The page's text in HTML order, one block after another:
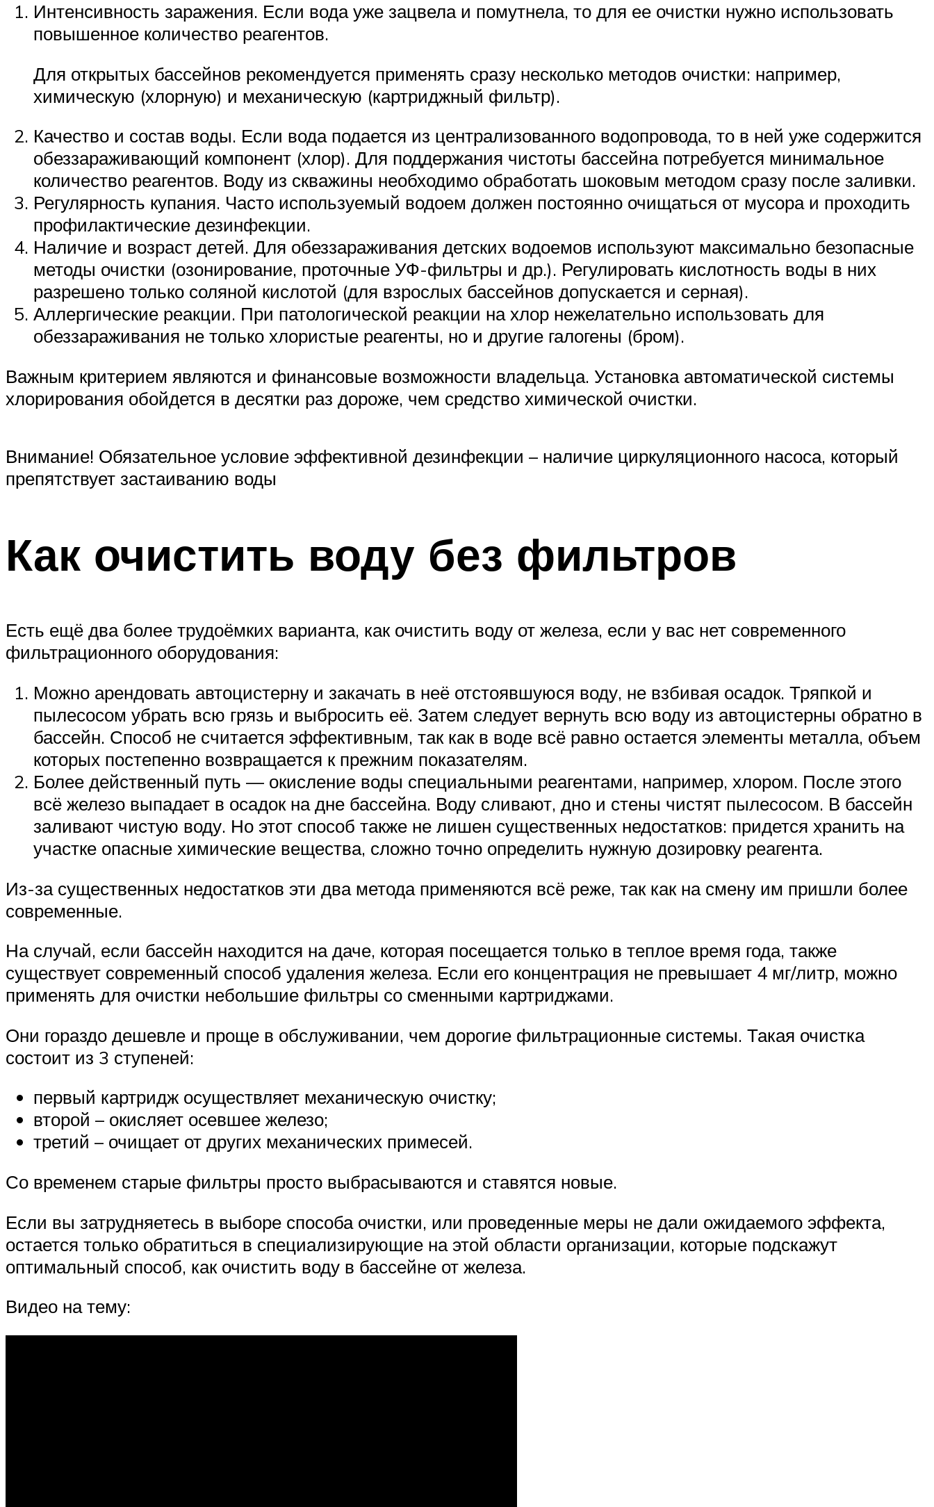
Интенсивность заражения. Если вода уже зацвела и помутнела, то для ее очистки нужно использовать
повышенное количество реагентов.
Для открытых бассейнов рекомендуется применять сразу несколько методов очистки: например,
химическую (хлорную) и механическую (картриджный фильтр).
Качество и состав воды. Если вода подается из централизованного водопровода, то в ней уже содержится
обеззараживающий компонент (хлор). Для поддержания чистоты бассейна потребуется минимальное
количество реагентов. Воду из скважины необходимо обработать шоковым методом сразу после заливки.
Регулярность купания. Часто используемый водоем должен постоянно очищаться от мусора и проходить
профилактические дезинфекции.
Наличие и возраст детей. Для обеззараживания детских водоемов используют максимально безопасные
методы очистки (озонирование, проточные УФ-фильтры и др.). Регулировать кислотность воды в них
разрешено только соляной кислотой (для взрослых бассейнов допускается и серная).
Аллергические реакции. При патологической реакции на хлор нежелательно использовать для
обеззараживания не только хлористые реагенты, но и другие галогены (бром).
Важным критерием являются и финансовые возможности владельца. Установка автоматической системы
хлорирования обойдется в десятки раз дороже, чем средство химической очистки.
Внимание! Обязательное условие эффективной дезинфекции – наличие циркуляционного насоса, который
препятствует застаиванию воды
Как очистить воду без фильтров
Есть ещё два более трудоёмких варианта, как очистить воду от железа, если у вас нет современного
фильтрационного оборудования:
Можно арендовать автоцистерну и закачать в неё отстоявшуюся воду, не взбивая осадок. Тряпкой и
пылесосом убрать всю грязь и выбросить её. Затем следует вернуть всю воду из автоцистерны обратно в
бассейн. Способ не считается эффективным, так как в воде всё равно остается элементы металла, объем
которых постепенно возвращается к прежним показателям.
Более действенный путь — окисление воды специальными реагентами, например, хлором. После этого
всё железо выпадает в осадок на дне бассейна. Воду сливают, дно и стены чистят пылесосом. В бассейн
заливают чистую воду. Но этот способ также не лишен существенных недостатков: придется хранить на
участке опасные химические вещества, сложно точно определить нужную дозировку реагента.
Из-за существенных недостатков эти два метода применяются всё реже, так как на смену им пришли более
современные.
На случай, если бассейн находится на даче, которая посещается только в теплое время года, также
существует современный способ удаления железа. Если его концентрация не превышает 4 мг/литр, можно
применять для очистки небольшие фильтры со сменными картриджами.
Они гораздо дешевле и проще в обслуживании, чем дорогие фильтрационные системы. Такая очистка
состоит из 3 ступеней:
первый картридж осуществляет механическую очистку;
второй – окисляет осевшее железо;
третий – очищает от других механических примесей.
Со временем старые фильтры просто выбрасываются и ставятся новые.
Если вы затрудняетесь в выборе способа очистки, или проведенные меры не дали ожидаемого эффекта,
остается только обратиться в специализирующие на этой области организации, которые подскажут
оптимальный способ, как очистить воду в бассейне от железа.
Видео на тему: